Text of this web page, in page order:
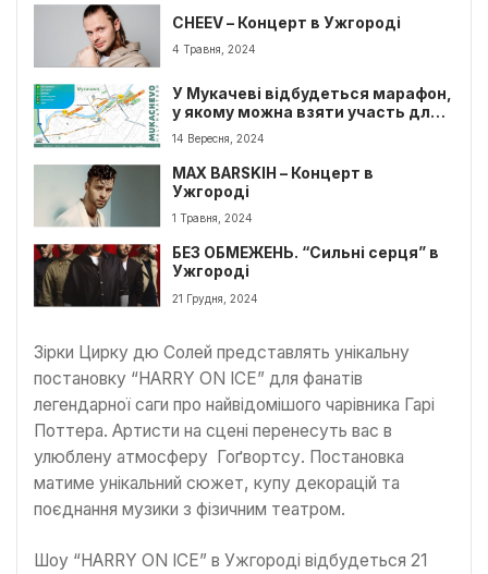
CHEEV – Концерт в Ужгороді
4 Травня, 2024
У Мукачеві відбудеться марафон,
у якому можна взяти участь для
підтримки українських захисників
14 Вересня, 2024
MAX BARSKIH – Концерт в
Ужгороді
1 Травня, 2024
БЕЗ ОБМЕЖЕНЬ. “Сильні серця” в
Ужгороді
21 Грудня, 2024
Зірки Цирку дю Солей представлять унікальну
постановку “HARRY ON ICE” для фанатів
легендарної саги про найвідомішого чарівника Гарі
Поттера. Артисти на сцені перенесуть вас в
улюблену атмосферу Гоґвортсу. Постановка
матиме унікальний сюжет, купу декорацій та
поєднання музики з фізичним театром.
Шоу “HARRY ON ICE” в Ужгороді відбудеться 21